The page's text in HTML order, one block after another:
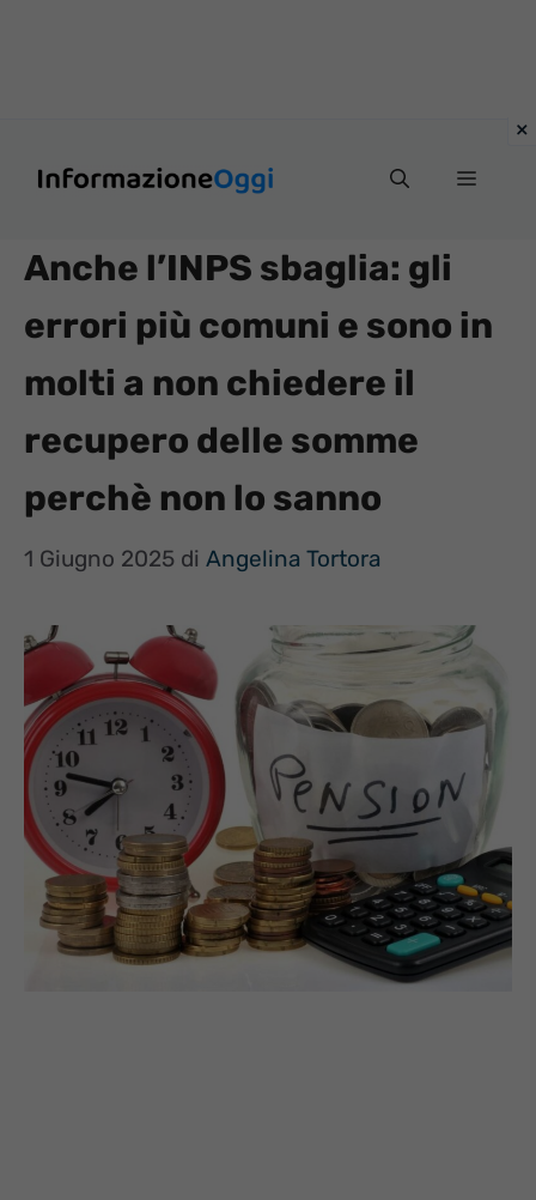
Menu
Anche l’INPS sbaglia: gli
errori più comuni e sono in
molti a non chiedere il
recupero delle somme
perchè non lo sanno
1 Giugno 2025 di Angelina Tortora